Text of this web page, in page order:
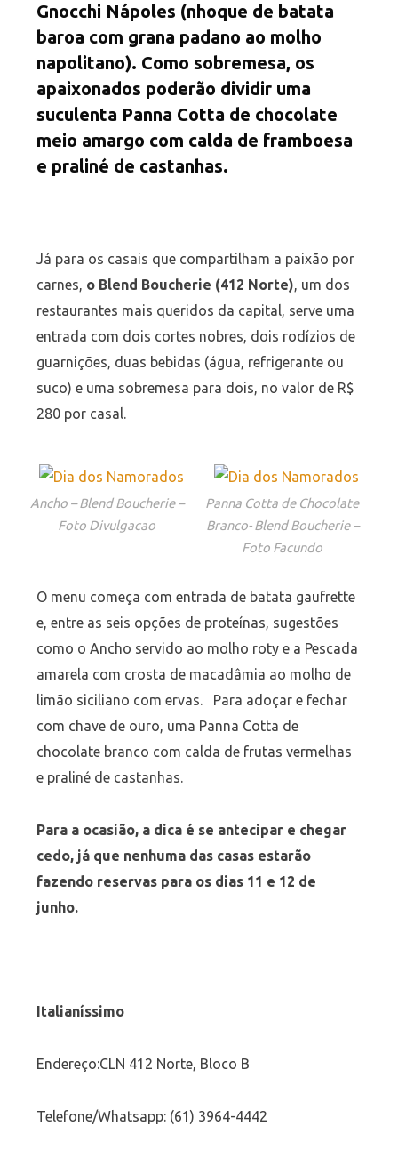
Gnocchi Nápoles (nhoque de batata
baroa com grana padano ao molho
napolitano). Como sobremesa, os
apaixonados poderão dividir uma
suculenta Panna Cotta de chocolate
meio amargo com calda de framboesa
e praliné de castanhas.
Já para os casais que compartilham a paixão por
carnes, o Blend Boucherie (412 Norte), um dos
restaurantes mais queridos da capital, serve uma
entrada com dois cortes nobres, dois rodízios de
guarnições, duas bebidas (água, refrigerante ou
suco) e uma sobremesa para dois, no valor de R$
280 por casal.
Ancho – Blend Boucherie –
Foto Divulgacao
Panna Cotta de Chocolate
Branco- Blend Boucherie –
Foto Facundo
O menu começa com entrada de batata gaufrette
e, entre as seis opções de proteínas, sugestões
como o Ancho servido ao molho roty e a Pescada
amarela com crosta de macadâmia ao molho de
limão siciliano com ervas. Para adoçar e fechar
com chave de ouro, uma Panna Cotta de
chocolate branco com calda de frutas vermelhas
e praliné de castanhas.
Para a ocasião, a dica é se antecipar e chegar
cedo, já que nenhuma das casas estarão
fazendo reservas para os dias 11 e 12 de
junho.
Italianíssimo
Endereço:CLN 412 Norte, Bloco B
Telefone/Whatsapp: (61) 3964-4442